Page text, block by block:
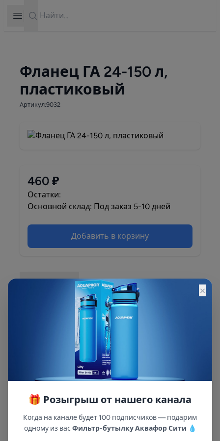
Open sidebar
Фланец ГА 24-150 л,
пластиковый
Артикул:9032
460 ₽
Остатки:
Основной склад: Под заказ 5-10 дней
Добавить в корзину
Описание и характеристики смотрите на
×
🎁 Розыгрыш от нашего канала
Когда на канале будет 100 подписчиков — подарим
одному из вас Фильтр-бутылку Аквафор Сити 💧